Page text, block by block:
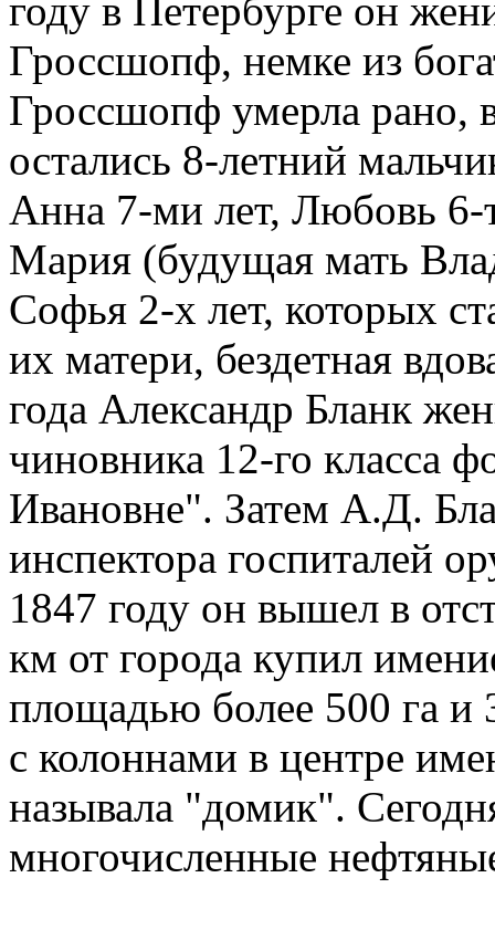
году в Петербурге он
Гроссшопф, немке из
Гроссшопф умерла рано,
остались 8-летний
Анна 7-ми лет, Любовь 6-
Мария (будущая мать
Софья 2-х лет, которых
их матери, бездетная
года Александр Бланк
чиновника 12-го класса
Ивановне". Затем А.Д.
инспектора госпиталей
1847 году он вышел в
км от города купил
площадью более 500 га
с колоннами в центре
называла "домик".
многочисленные